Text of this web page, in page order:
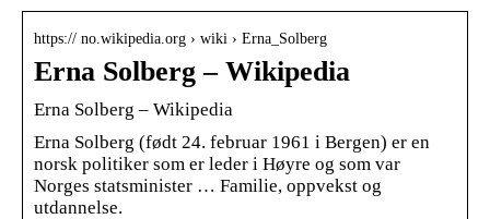
https:// no.wikipedia.org › wiki › Erna_Solberg
Erna Solberg – Wikipedia
Erna Solberg – Wikipedia
Erna Solberg (født 24. februar 1961 i Bergen) er en
norsk politiker som er leder i Høyre og som var
Norges statsminister … Familie, oppvekst og
utdannelse.